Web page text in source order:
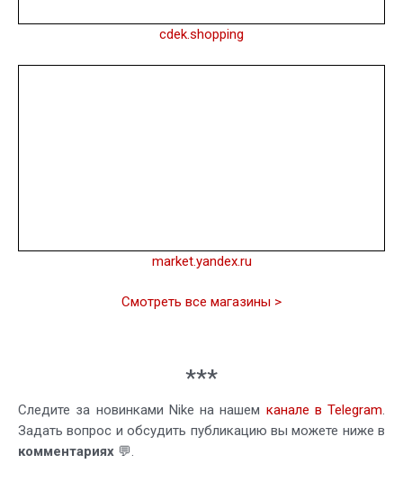
cdek.shopping
market.yandex.ru
Смотреть все магазины >
***
Следите за новинками Nike на нашем канале в Telegram.
Задать вопрос и обсудить публикацию вы можете ниже в
комментариях 💬.